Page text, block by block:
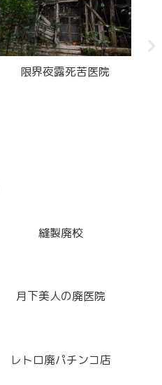
限界夜露死苦医院
縫製廃校
月下美人の廃医院
レトロ廃パチンコ店